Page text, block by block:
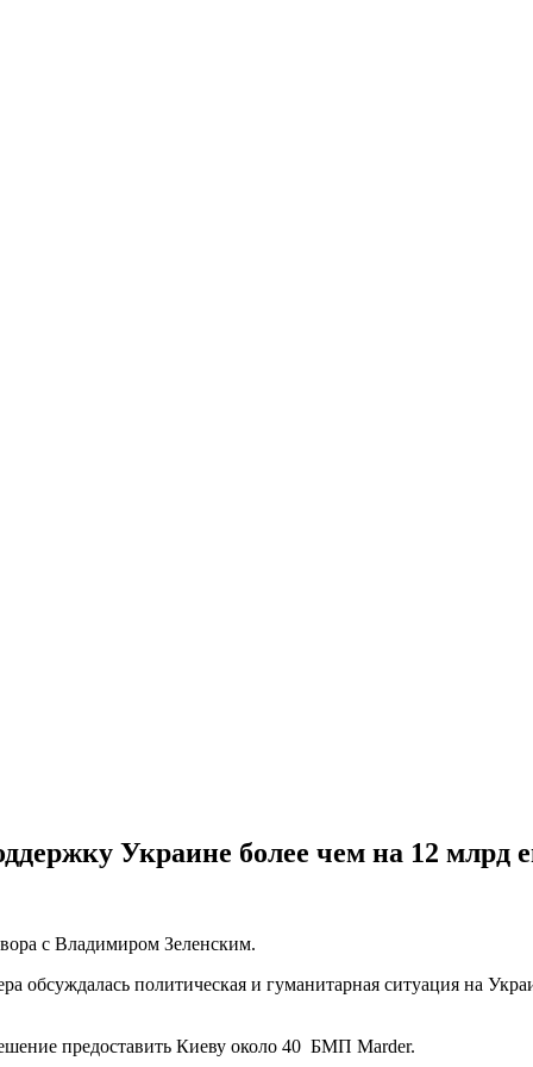
Украине более чем на 12 млрд
с Владимиром Зеленским.
политическая и гуманитарная ситуация на
предоставить Киеву около 40 БМП Marder.